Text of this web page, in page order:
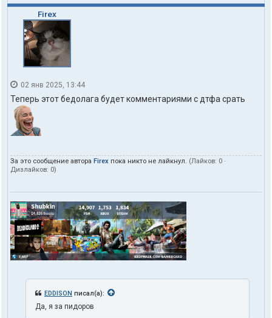
Firex
02 янв 2025, 13:44
Теперь этот бедолага будет комментариями с дтфа срать
За это сообщение автора Firex пока никто не лайкнул. (Лайков: 0 ·
Дизлайков: 0)
EDDISON писал(а):
Да, я за пидоров